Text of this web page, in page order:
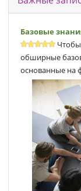
Базовые
обширные
основанные на